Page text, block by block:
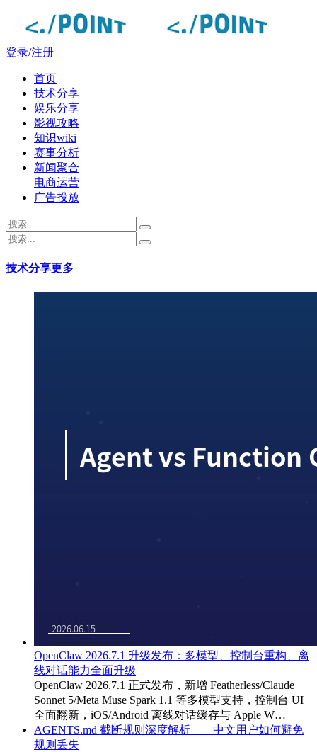
登录/注册
首页
技术分享
娱乐分享
影视攻略
知识wiki
赛事分析
新闻聚合
电商运营
广告投放
点度-lmwmm.com - 每日精选
技术分享更多
OpenClaw 2026.7.1 升级发布：多模型、控制台重构、离
线对话能力全面升级
OpenClaw 2026.7.1 正式发布，新增 Featherless/Claude
Sonnet 5/Meta Muse Spark 1.1 等多模型支持，控制台 UI
全面翻新，iOS/Android 离线对话缓存与 Apple W…
AGENTS.md 截断规则深度解析——中文用户如何避免
规则丢失